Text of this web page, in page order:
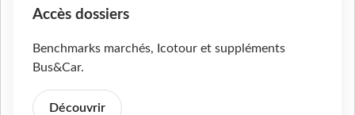
Accès dossiers
Benchmarks marchés, Icotour et suppléments
Bus&Car.
Découvrir